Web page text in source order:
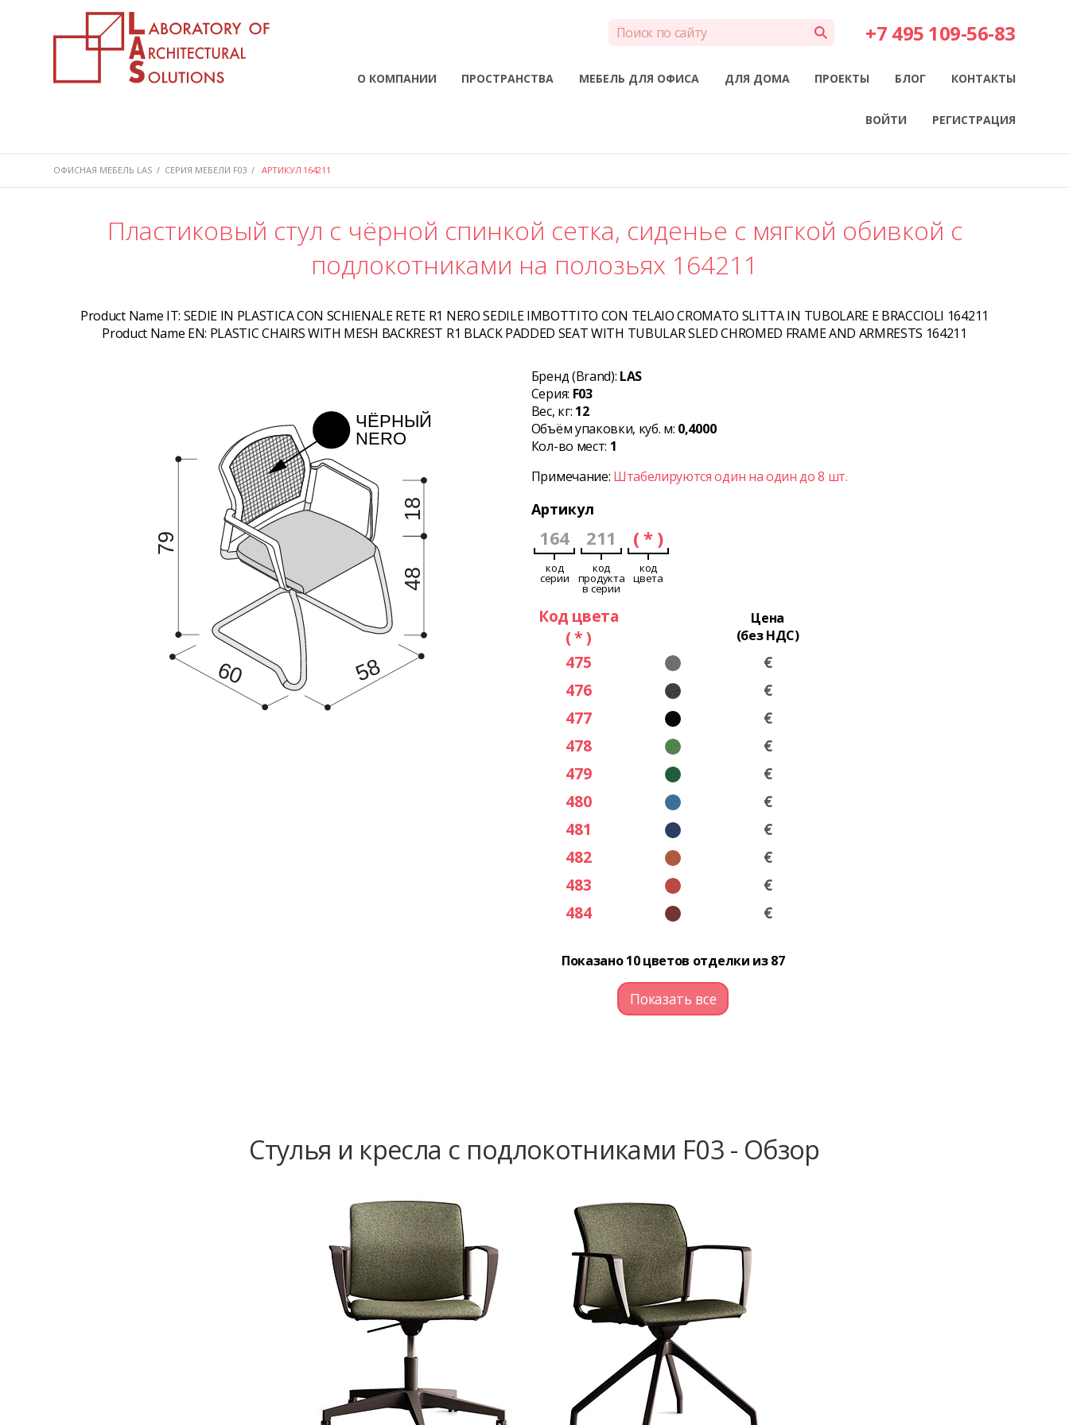
+7 495 109-56-83
О КОМПАНИИ ПРОСТРАНСТВА МЕБЕЛЬ ДЛЯ ОФИСА ДЛЯ ДОМА ПРОЕКТЫ БЛОГ КОНТАКТЫ
ВОЙТИ РЕГИСТРАЦИЯ
ОФИСНАЯ МЕБЕЛЬ LAS / СЕРИЯ МЕБЕЛИ F03 / АРТИКУЛ 164211
Пластиковый стул с чёрной спинкой сетка, сиденье с мягкой обивкой с
подлокотниками на полозьях 164211
Product Name IT: SEDIE IN PLASTICA CON SCHIENALE RETE R1 NERO SEDILE IMBOTTITO CON TELAIO CROMATO SLITTA IN TUBOLARE E BRACCIOLI 164211
Product Name EN: PLASTIC CHAIRS WITH MESH BACKREST R1 BLACK PADDED SEAT WITH TUBULAR SLED CHROMED FRAME AND ARMRESTS 164211
Бренд (Brand): LAS
Серия: F03
Вес, кг: 12
Объём упаковки, куб. м: 0,4000
Кол-во мест: 1
Примечание: Штабелируются один на один до 8 шт.
Артикул
164
код
серии
211
код
продукта
в серии
( * )
код
цвета
Код цвета
( * )
Цена
(без НДС)
475
€
476
€
477
€
478
€
479
€
480
€
481
€
482
€
483
€
484
€
Показано 10 цветов отделки из 87
Показать все
Стулья и кресла с подлокотниками F03 - Обзор